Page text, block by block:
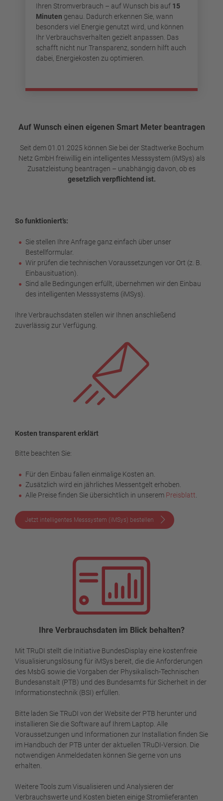
Ihren Stromverbrauch – auf Wunsch bis auf 15
Minuten genau. Dadurch erkennen Sie, wann
besonders viel Energie genutzt wird, und können
Ihr Verbrauchsverhalten gezielt anpassen. Das
schafft nicht nur Transparenz, sondern hilft auch
dabei, Energiekosten zu optimieren.
Auf Wunsch einen eigenen Smart Meter beantragen
Seit dem 01.01.2025 können Sie bei der Stadtwerke Bochum
Netz GmbH freiwillig ein intelligentes Messsystem (iMSys) als
Zusatzleistung beantragen – unabhängig davon, ob es
gesetzlich verpflichtend ist.
So funktioniert’s:
Sie stellen Ihre Anfrage ganz einfach über unser
Bestellformular.
Wir prüfen die technischen Voraussetzungen vor Ort (z. B.
Einbausituation).
Sind alle Bedingungen erfüllt, übernehmen wir den Einbau
des intelligenten Messsystems (iMSys).
Ihre Verbrauchsdaten stellen wir Ihnen anschließend
zuverlässig zur Verfügung.
Kosten transparent erklärt
Bitte beachten Sie:
Für den Einbau fallen einmalige Kosten an.
Zusätzlich wird ein jährliches Messentgelt erhoben.
Alle Preise finden Sie übersichtlich in unserem Preisblatt
Jetzt intelligentes Messsystem (iMSys) bestellen
Ihre Verbrauchsdaten im Blick behalten?
Mit TRuDI stellt die Initiative BundesDisplay eine kostenfreie
Visualisierungslösung für iMSys bereit, die die Anforderungen
des MsbG sowie die Vorgaben der Physikalisch-Technischen
Bundesanstalt (PTB) und des Bundesamts für Sicherheit in der
Informationstechnik (BSI) erfüllen.
Bitte laden Sie TRuDI von der Website der PTB herunter und
installieren Sie die Software auf Ihrem Laptop. Alle
Voraussetzungen und Informationen zur Installation finden Sie
im Handbuch der PTB unter der aktuellen TRuDI-Version. Die
notwendigen Anmeldedaten können Sie gerne von uns
erhalten.
Weitere Tools zum Visualisieren und Analysieren der
Verbrauchswerte und Kosten bieten einige Stromlieferanten